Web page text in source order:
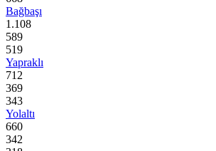
Bağbaşı
1.108
589
519
Yapraklı
712
369
343
Yolaltı
660
342